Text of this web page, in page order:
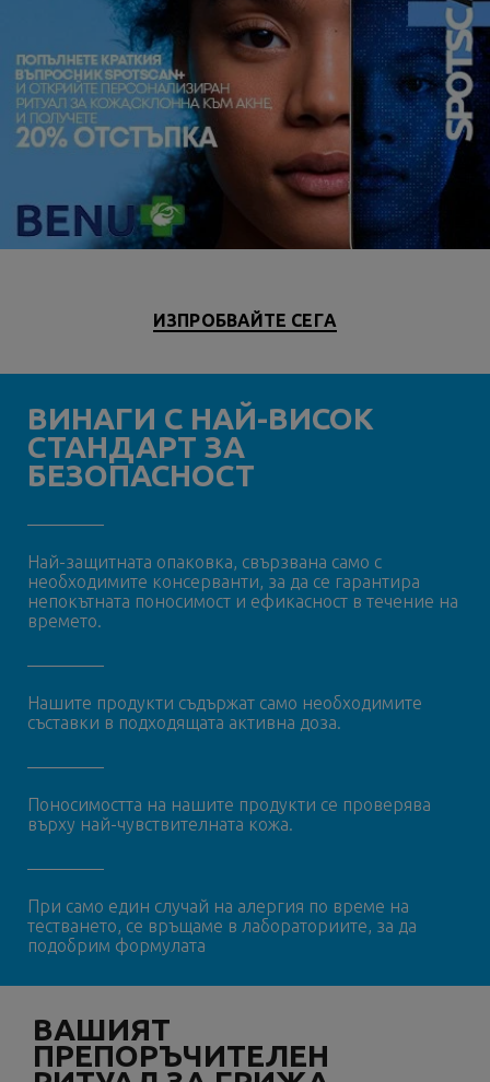
ИЗПРОБВАЙТЕ СЕГA
ВИНАГИ С НАЙ-ВИСОК
СТАНДАРТ ЗА
БЕЗОПАСНОСТ
Най-защитната опаковка, свързвана само с
необходимите консерванти, за да се гарантира
непокътната поносимост и ефикасност в течение на
времето.
Нашите продукти съдържат само необходимите
съставки в подходящата активна доза.
Поносимостта на нашите продукти се проверява
върху най-чувствителната кожа.
При само един случай на алергия по време на
тестването, се връщаме в лабораториите, за да
подобрим формулата
ВАШИЯТ
ПРЕПОРЪЧИТЕЛЕН